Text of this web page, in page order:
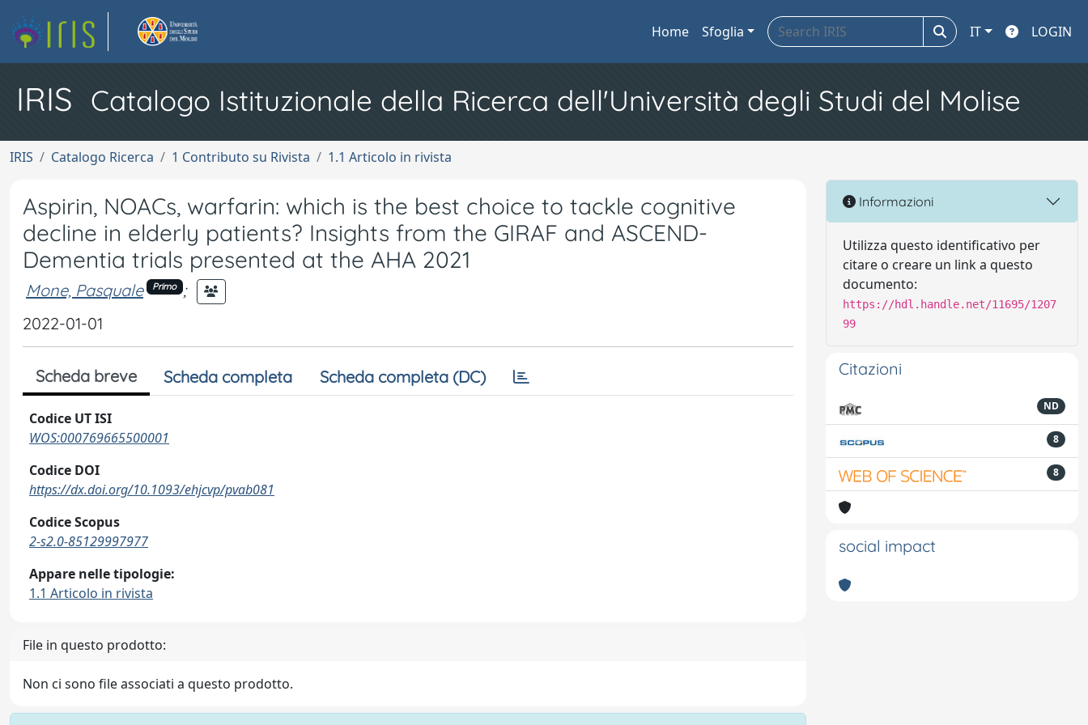
Home Sfoglia IT LOGIN
IRIS Catalogo Istituzionale della Ricerca dell'Università degli Studi del Molise
IRIS Catalogo Ricerca 1 Contributo su Rivista 1.1 Articolo in rivista
Aspirin, NOACs, warfarin: which is the best choice to tackle cognitive
decline in elderly patients? Insights from the GIRAF and ASCEND-
Dementia trials presented at the AHA 2021
Mone, Pasquale Primo ;
2022-01-01
Scheda breve Scheda completa Scheda completa (DC)
Codice UT ISI
WOS:000769665500001
Codice DOI
https://dx.doi.org/10.1093/ehjcvp/pvab081
Codice Scopus
2-s2.0-85129997977
Appare nelle tipologie:
1.1 Articolo in rivista
File in questo prodotto:
Non ci sono file associati a questo prodotto.
Informazioni
Utilizza questo identificativo per
citare o creare un link a questo
documento:
https://hdl.handle.net/11695/1207
99
Citazioni
ND
8
8
social impact